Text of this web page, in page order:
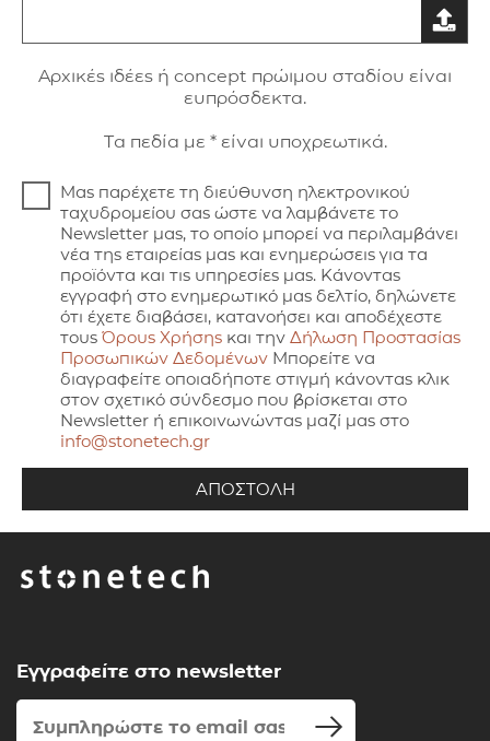
Aρxικές ιδέες ή concept πρώιμου σταδίου είναι
ευπρόσδεκτα.
Τα πεδία με * είναι υποχρεωτικά.
Μας παρέχετε τη διεύθυνση ηλεκτρονικού
ταχυδρομείου σας ώστε να λαμβάνετε το
Newsletter μας, το οποίο μπορεί να περιλαμβάνει
νέα της εταιρείας μας και ενημερώσεις για τα
προϊόντα και τις υπηρεσίες μας. Κάνοντας
εγγραφή στο ενημερωτικό μας δελτίο, δηλώνετε
ότι έχετε διαβάσει, κατανοήσει και αποδέχεστε
τους Όρους Χρήσης και την Δήλωση Προστασίας
Προσωπικών Δεδομένων Μπορείτε να
διαγραφείτε οποιαδήποτε στιγμή κάνοντας κλικ
στον σχετικό σύνδεσμο που βρίσκεται στο
Newsletter ή επικοινωνώντας μαζί μας στο
info@stonetech.gr
Εγγραφείτε στο newsletter